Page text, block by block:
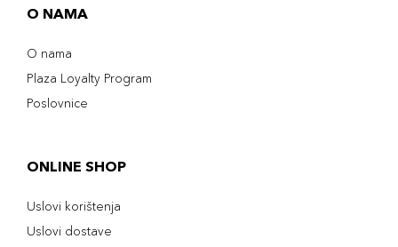
O NAMA
O nama
Plaza Loyalty Program
Poslovnice
ONLINE SHOP
Uslovi korištenja
Uslovi dostave